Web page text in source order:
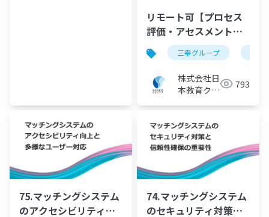
リモート可【プロセス
評価・アセスメント】
医療機器の国際規格適
合評価プロジェクト／
三幸グループ【株式会
社日本教育クリエイ
ト】
三幸グループ
株式会社日
本教育クリ
ョン事業部
793
75.マッチングシステム
のアクセシビリティ向
74.マッチングシステム
のセキュリティ対策と